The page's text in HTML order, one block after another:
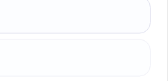
es un producto versátil
Puede emplearse en
aportando una textura